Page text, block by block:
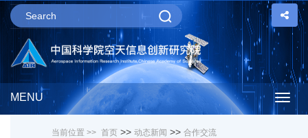
MENU
当前位置 >> 首页 >> 动态新闻 >> 合作交流